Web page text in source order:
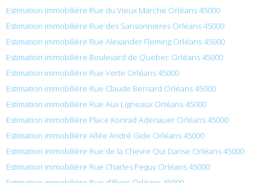
Estimation immobilière Rue du Vieux Marche Orléans 45000
Estimation immobilière Rue des Sansonnieres Orléans 45000
Estimation immobilière Rue Alexander Fleming Orléans 45000
Estimation immobilière Boulevard de Quebec Orléans 45000
Estimation immobilière Rue Verte Orléans 45000
Estimation immobilière Rue Claude Bernard Orléans 45000
Estimation immobilière Rue Aux Ligneaux Orléans 45000
Estimation immobilière Place Konrad Adenauer Orléans 45000
Estimation immobilière Allée André Gide Orléans 45000
Estimation immobilière Rue de la Chevre Qui Danse Orléans 45000
Estimation immobilière Rue Charles Peguy Orléans 45000